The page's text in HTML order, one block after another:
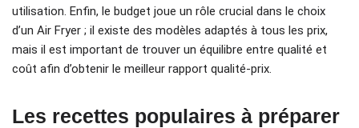
utilisation. Enfin, le budget joue un rôle crucial dans le choix
d’un Air Fryer ; il existe des modèles adaptés à tous les prix,
mais il est important de trouver un équilibre entre qualité et
coût afin d’obtenir le meilleur rapport qualité-prix.
Les recettes populaires à préparer